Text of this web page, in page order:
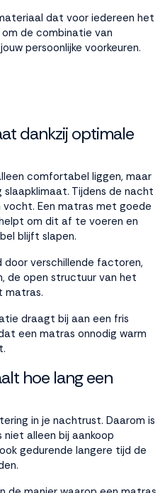
dat voor iedereen het
de combinatie van
persoonlijke voorkeuren.
dankzij optimale
comfortabel liggen, maar
Tijdens de nacht
Een matras met goede
om dit af te voeren en
blijft slapen.
verschillende factoren,
de open structuur van het
matras.
draagt bij aan een fris
een matras onnodig warm
hoe lang een
in je nachtrust. Daarom is
alleen bij aankoop
gedurende langere tijd de